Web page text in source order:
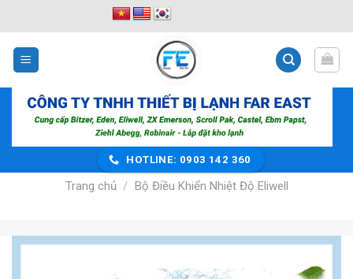
qua
nội
dung
HOTLINE: 0903 142 360
Trang chủ / Bộ Điều Khiển Nhiệt Độ Eliwell